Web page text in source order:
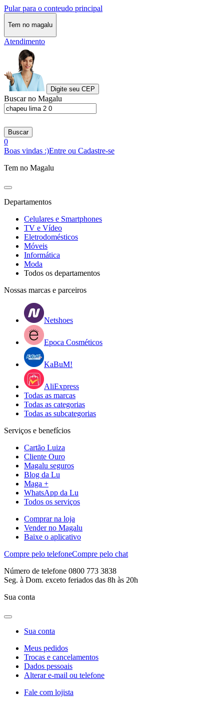
Pular para o conteudo principal
Tem no magalu
Atendimento
Digite seu CEP
Buscar no Magalu
Buscar
0
Boas vindas :)Entre ou Cadastre-se
Tem no Magalu
Departamentos
Celulares e Smartphones
TV e Vídeo
Eletrodomésticos
Móveis
Informática
Moda
Todos os departamentos
Nossas marcas e parceiros
Netshoes
Epoca Cosméticos
KaBuM!
AliExpress
Todas as marcas
Todas as categorias
Todas as subcategorias
Serviços e benefícios
Cartão Luiza
Cliente Ouro
Magalu seguros
Blog da Lu
Maga +
WhatsApp da Lu
Todos os serviços
Comprar na loja
Vender no Magalu
Baixe o aplicativo
Compre pelo telefoneCompre pelo chat
Número de telefone 0800 773 3838
Seg. à Dom. exceto feriados das 8h às 20h
Sua conta
Sua conta
Meus pedidos
Trocas e cancelamentos
Dados pessoais
Alterar e-mail ou telefone
Fale com lojista